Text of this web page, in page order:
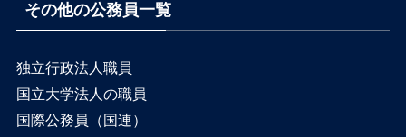
その他の公務員一覧
独立行政法人職員
国立大学法人の職員
国際公務員（国連）